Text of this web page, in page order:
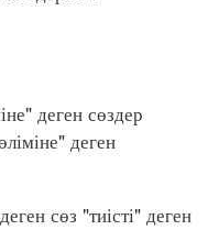
деген сөздер
деген
сөз "тиісті" деген